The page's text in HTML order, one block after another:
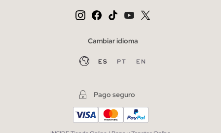
Cambiar idioma
ES PT EN
Pago seguro